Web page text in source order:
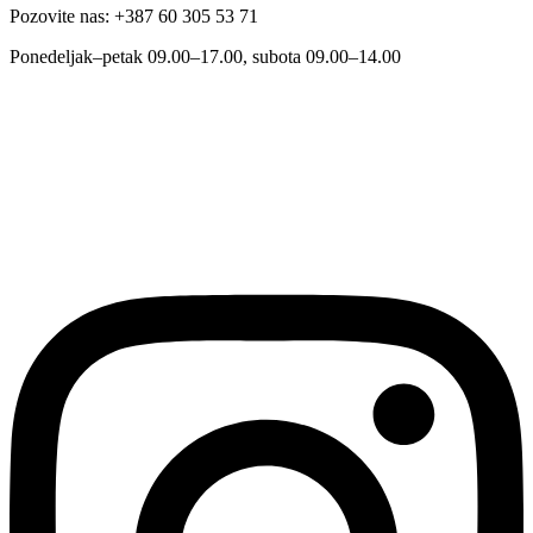
Pozovite nas: +387 60 305 53 71
Ponedeljak–petak 09.00–17.00, subota 09.00–14.00